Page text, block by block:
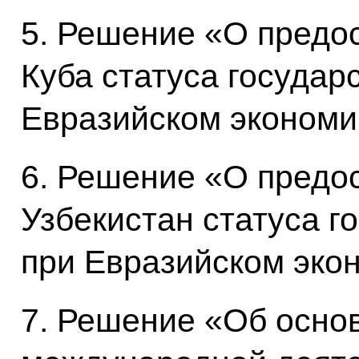
5. Решение «О
Куба статуса
Евразийском
6. Решение «О
Узбекистан статуса
при Евразийском
7. Решение «Об